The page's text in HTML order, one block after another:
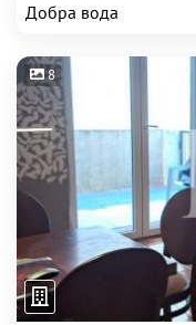
Добра вода
8